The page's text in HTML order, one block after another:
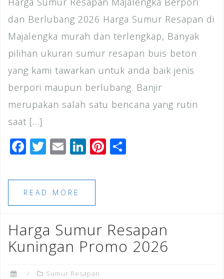
dan Berlubang 2026 Harga Sumur Resapan di
Majalengka murah dan terlengkap, Banyak
pilihan ukuran sumur resapan buis beton
yang kami tawarkan untuk anda baik jenis
berpori maupun berlubang. Banjir
merupakan salah satu bencana yang rutin
saat […]
F
c
e
b
o
o
k
T
tt
e
r
E
ai
l
Li
k
dI
n
Pi
st
READ MORE
Harga Sumur Resapan
Kuningan Promo 2026
Sumur Resapan